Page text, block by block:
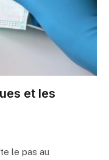
et les
le pas au